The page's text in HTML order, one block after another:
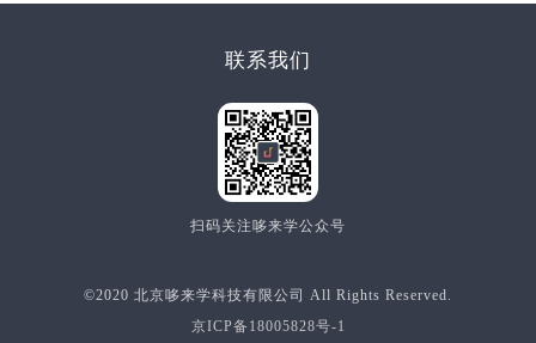
联系我们
扫码关注哆来学公众号
©2020 北京哆来学科技有限公司 All Rights Reserved.
京ICP备18005828号-1